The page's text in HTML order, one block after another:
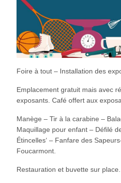
Foire à tout – Installation des
Emplacement gratuit mais avec
exposants. Café offert aux
Manège – Tir à la carabine –
Maquillage pour enfant – Défilé
Étincelles‘ – Fanfare des
Foucarmont.
Restauration et buvette sur place.